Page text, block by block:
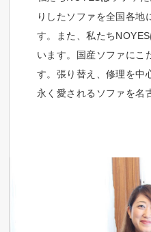
りしたソファを全国各地
す。また、私たち
います。国産ソファにこ
す。張り替え、修理を中
永く愛されるソファを名